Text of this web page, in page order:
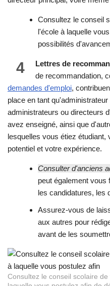
Consultez le conseil
l'école à laquelle
possibilités
4 Lettres de
de recommandation,
demandes d'emploi,
place en tant
administrateurs ou directeurs
avez enseigné, ainsi que
lesquelles vous étiez étudiant,
potentiel et votre expérience.
Consulter d'anciens
peut également vous
les candidatures, les
Assurez-vous de
aux autres pour
avant de les
Consultez le conseil scolaire